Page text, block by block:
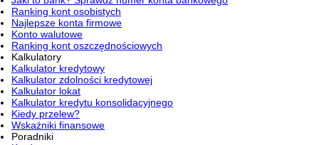
Ranking kont osobistych
Najlepsze konta firmowe
Konto walutowe
Ranking kont oszczędnościowych
Kalkulatory
Kalkulator kredytowy
Kalkulator zdolności kredytowej
Kalkulator lokat
Kalkulator kredytu konsolidacyjnego
Kiedy przelew?
Wskaźniki finansowe
Poradniki